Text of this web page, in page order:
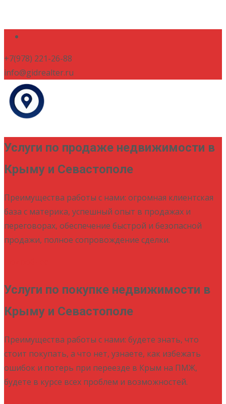
+7(978) 221-26-88
info@gidrealter.ru
Услуги по продаже недвижимости в
Крыму и Севастополе
Преимущества работы с нами: огромная клиентская
база с материка, успешный опыт в продажах и
переговорах, обеспечение быстрой и безопасной
продажи, полное сопровождение сделки.
Услуги по покупке недвижимости в
Крыму и Севастополе
Преимущества работы с нами: будете знать, что
стоит покупать, а что нет, узнаете, как избежать
ошибок и потерь при переезде в Крым на ПМЖ,
будете в курсе всех проблем и возможностей.